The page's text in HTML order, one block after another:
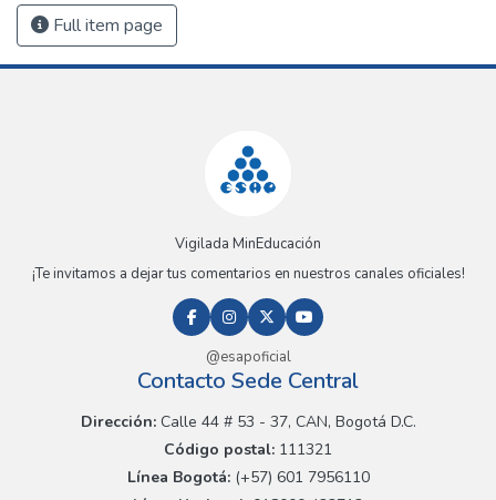
Full item page
Vigilada MinEducación
¡Te invitamos a dejar tus comentarios en nuestros canales oficiales!
@esapoficial
Contacto Sede Central
Dirección:Calle 44 # 53 - 37, CAN, Bogotá D.C.
Código postal: 111321
Línea Bogotá:(+57) 601 7956110